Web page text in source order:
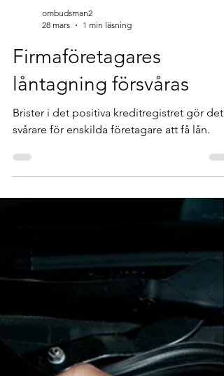
ombudsman2
1 min läsning
Firmaföretagares
låntagning försvåras
Brister i det positiva kreditregistret gör det
svårare för enskilda företagare att få lån.